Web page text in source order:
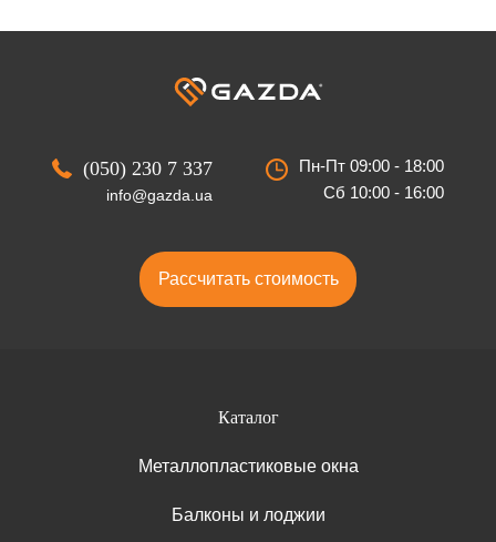
(050) 230 7 337
info@gazda.ua
Пн-Пт 09:00 - 18:00
Сб 10:00 - 16:00
Рассчитать стоимость
Каталог
Металлопластиковые окна
Балконы и лоджии